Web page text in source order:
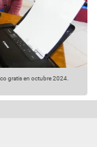
gratis en octubre 2024.